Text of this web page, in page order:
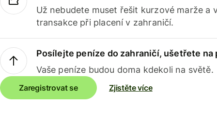
Už nebudete muset řešit kurzové marže a
transakce při placení v zahraničí.
Posílejte peníze do zahraničí, ušetřete na
Vaše peníze budou doma kdekoli na světě.
Zaregistrovat se Zjistěte více